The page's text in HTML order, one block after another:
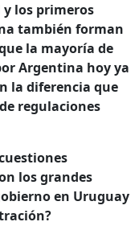
y los primeros
también forman
la mayoría de
Argentina hoy ya
la diferencia que
regulaciones
los grandes
en Uruguay